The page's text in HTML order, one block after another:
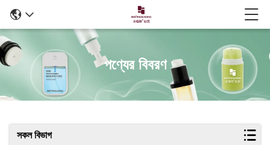
পণ্যের বিবরণ
সকল বিভাগ